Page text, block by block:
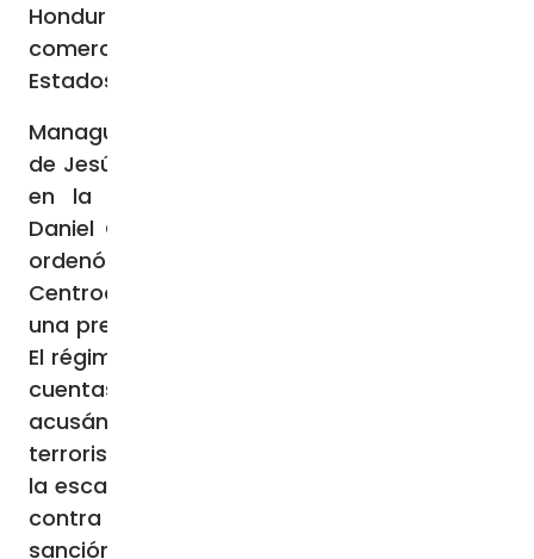
Honduras. China es el segundo socio
comercial mundial del MCCA, después de
Estados Unidos.
Managua (Agencia Fides) – La Compañía
de Jesús ha sido el último objetivo católico
en la mira del presidente nicaragüense
Daniel Ortega. El 15 de agosto, el régimen
ordenó la confiscación de la Universidad
Centroamericana dirigida por los jesuitas,
una prestigiosa institución fundada en 1960.
El régimen confiscó propiedades, edificios y
cuentas bancarias de la universidad,
acusándola de ser un “centro de
terrorismo”. La Agencia Fides ha reportado
la escalada de maltratos gubernamentales
contra la Iglesia Católica, incluyendo la
sanción al obispo de Matagalpa, Rolando